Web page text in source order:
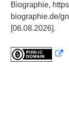
Biographie,
biographie.de/
[06.08.2026].